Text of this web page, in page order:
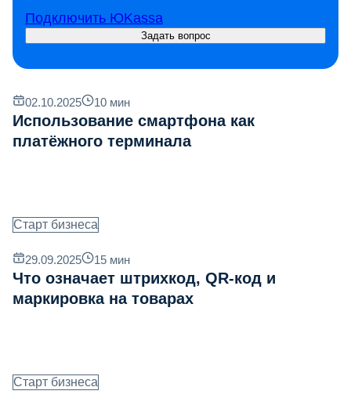
Подключить ЮKassa
Задать вопрос
02.10.2025 10 мин
Использование смартфона как
платёжного терминала
Старт бизнеса
29.09.2025 15 мин
Что означает штрихкод, QR‐код и
маркировка на товарах
Старт бизнеса